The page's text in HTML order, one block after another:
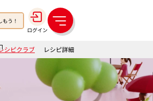
う！
ログイン
メ
ニ
ュ
ー
シピクラブ レシピ詳細